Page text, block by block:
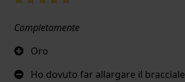
Completamente
Oro
Ho dovuto far allargare il bracciale